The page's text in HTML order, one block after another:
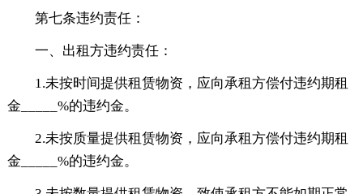
第七条违约责任：
一、出租方违约责任：
1.未按时间提供租赁物资，应向承租方偿付违约期租
金_____%的违约金。
2.未按质量提供租赁物资，应向承租方偿付违约期租
金_____%的违约金。